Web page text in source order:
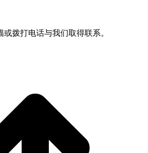
拨打电话与我们取得联系。